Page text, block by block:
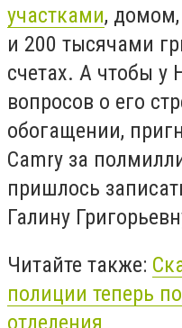
участками,
и 200 тысячами
счетах. А чтобы у
вопросов о его
обогащении,
Camry за
пришлось
Галину
Читайте также:
полиции теперь
отделения